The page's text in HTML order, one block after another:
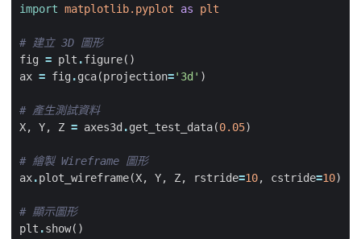
import matplotlib.pyplot as plt
# 建立 3D 圖形
fig = plt .figure()
ax = fig .gca(projection='3d' )
# 產生測試資料
X, Y, Z = axes3d .get_test_data(0.05)
# 繪製 Wireframe 圖形
ax.plot_wireframe(X, Y, Z, rstride=10, cstride=10)
# 顯示圖形
plt .show()